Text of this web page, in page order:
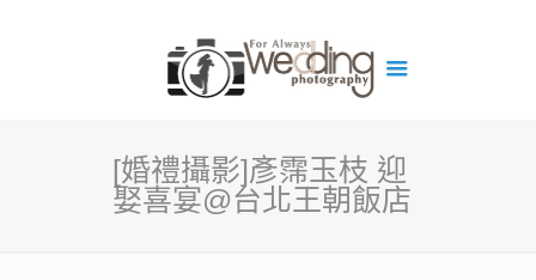
[婚禮攝影]彥霈玉枝 迎
娶喜宴@台北王朝飯店